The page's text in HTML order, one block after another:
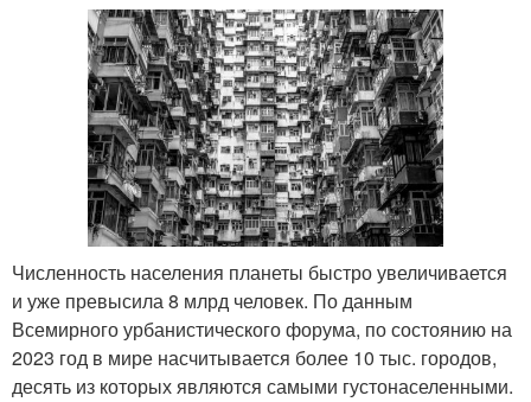
Численность населения планеты быстро увеличивается
и уже превысила 8 млрд человек. По данным
Всемирного урбанистического форума, по состоянию на
2023 год в мире насчитывается более 10 тыс. городов,
десять из которых являются самыми густонаселенными.